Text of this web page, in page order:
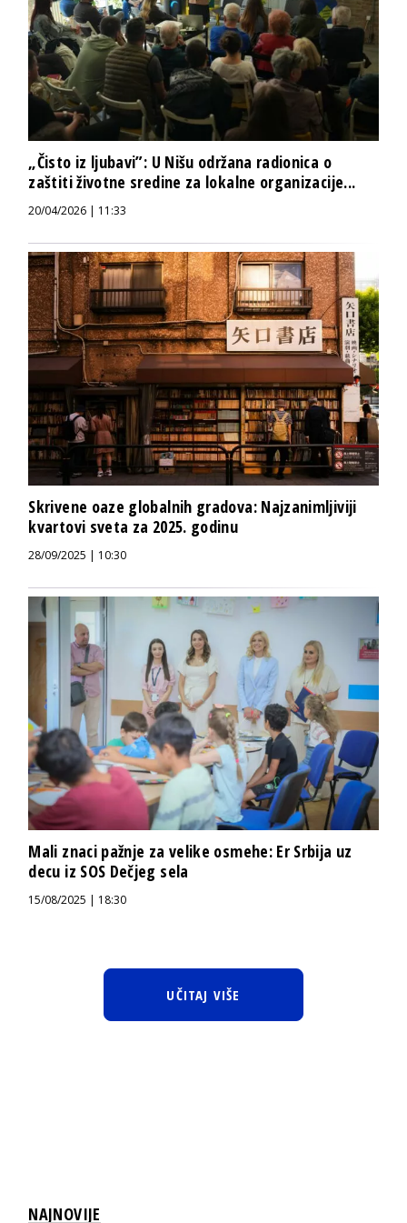
„Čisto iz ljubavi”: U Nišu održana radionica o
zaštiti životne sredine za lokalne organizacije...
20/04/2026 | 11:33
Skrivene oaze globalnih gradova: Najzanimljiviji
kvartovi sveta za 2025. godinu
28/09/2025 | 10:30
Mali znaci pažnje za velike osmehe: Er Srbija uz
decu iz SOS Dečjeg sela
15/08/2025 | 18:30
UČITAJ VIŠE
NAJNOVIJE